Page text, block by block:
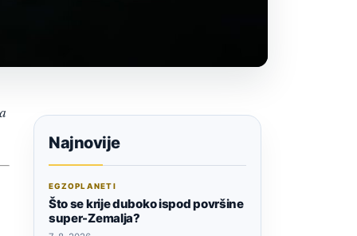
Najnovije
EGZOPLANETI
Što se krije duboko ispod površine
super-Zemalja?